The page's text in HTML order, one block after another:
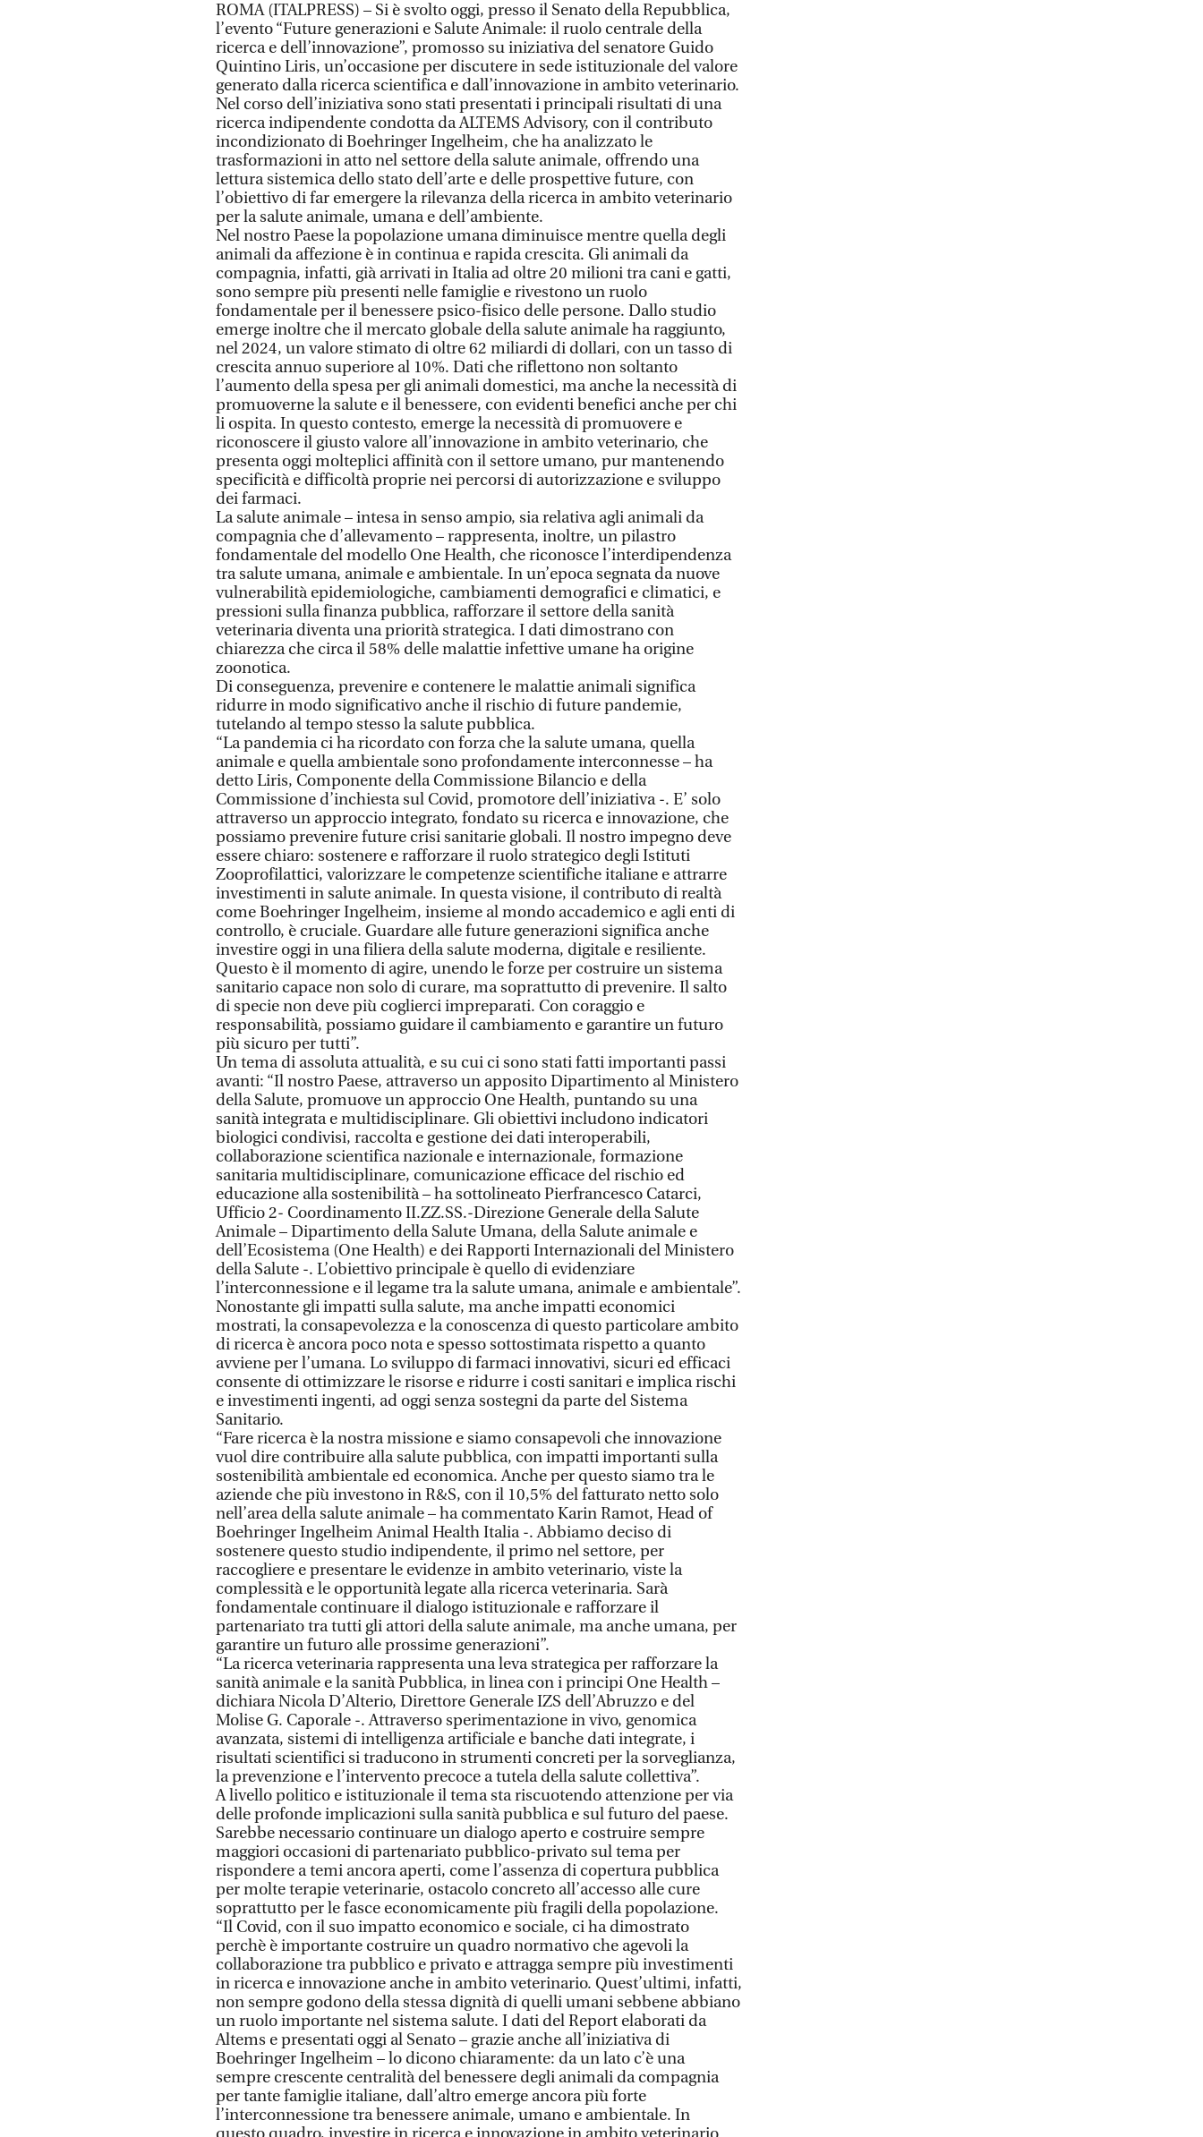
ROMA (ITALPRESS) – Si è svolto oggi, presso il Senato della Repubblica,
l’evento “Future generazioni e Salute Animale: il ruolo centrale della
ricerca e dell’innovazione”, promosso su iniziativa del senatore Guido
Quintino Liris, un’occasione per discutere in sede istituzionale del valore
generato dalla ricerca scientifica e dall’innovazione in ambito veterinario.
Nel corso dell’iniziativa sono stati presentati i principali risultati di una
ricerca indipendente condotta da ALTEMS Advisory, con il contributo
incondizionato di Boehringer Ingelheim, che ha analizzato le
trasformazioni in atto nel settore della salute animale, offrendo una
lettura sistemica dello stato dell’arte e delle prospettive future, con
l’obiettivo di far emergere la rilevanza della ricerca in ambito veterinario
per la salute animale, umana e dell’ambiente.
Nel nostro Paese la popolazione umana diminuisce mentre quella degli
animali da affezione è in continua e rapida crescita. Gli animali da
compagnia, infatti, già arrivati in Italia ad oltre 20 milioni tra cani e gatti,
sono sempre più presenti nelle famiglie e rivestono un ruolo
fondamentale per il benessere psico-fisico delle persone. Dallo studio
emerge inoltre che il mercato globale della salute animale ha raggiunto,
nel 2024, un valore stimato di oltre 62 miliardi di dollari, con un tasso di
crescita annuo superiore al 10%. Dati che riflettono non soltanto
l’aumento della spesa per gli animali domestici, ma anche la necessità di
promuoverne la salute e il benessere, con evidenti benefici anche per chi
li ospita. In questo contesto, emerge la necessità di promuovere e
riconoscere il giusto valore all’innovazione in ambito veterinario, che
presenta oggi molteplici affinità con il settore umano, pur mantenendo
specificità e difficoltà proprie nei percorsi di autorizzazione e sviluppo
dei farmaci.
La salute animale – intesa in senso ampio, sia relativa agli animali da
compagnia che d’allevamento – rappresenta, inoltre, un pilastro
fondamentale del modello One Health, che riconosce l’interdipendenza
tra salute umana, animale e ambientale. In un’epoca segnata da nuove
vulnerabilità epidemiologiche, cambiamenti demografici e climatici, e
pressioni sulla finanza pubblica, rafforzare il settore della sanità
veterinaria diventa una priorità strategica. I dati dimostrano con
chiarezza che circa il 58% delle malattie infettive umane ha origine
zoonotica.
Di conseguenza, prevenire e contenere le malattie animali significa
ridurre in modo significativo anche il rischio di future pandemie,
tutelando al tempo stesso la salute pubblica.
“La pandemia ci ha ricordato con forza che la salute umana, quella
animale e quella ambientale sono profondamente interconnesse – ha
detto Liris, Componente della Commissione Bilancio e della
Commissione d’inchiesta sul Covid, promotore dell’iniziativa -. E’ solo
attraverso un approccio integrato, fondato su ricerca e innovazione, che
possiamo prevenire future crisi sanitarie globali. Il nostro impegno deve
essere chiaro: sostenere e rafforzare il ruolo strategico degli Istituti
Zooprofilattici, valorizzare le competenze scientifiche italiane e attrarre
investimenti in salute animale. In questa visione, il contributo di realtà
come Boehringer Ingelheim, insieme al mondo accademico e agli enti di
controllo, è cruciale. Guardare alle future generazioni significa anche
investire oggi in una filiera della salute moderna, digitale e resiliente.
Questo è il momento di agire, unendo le forze per costruire un sistema
sanitario capace non solo di curare, ma soprattutto di prevenire. Il salto
di specie non deve più coglierci impreparati. Con coraggio e
responsabilità, possiamo guidare il cambiamento e garantire un futuro
più sicuro per tutti”.
Un tema di assoluta attualità, e su cui ci sono stati fatti importanti passi
avanti: “Il nostro Paese, attraverso un apposito Dipartimento al Ministero
della Salute, promuove un approccio One Health, puntando su una
sanità integrata e multidisciplinare. Gli obiettivi includono indicatori
biologici condivisi, raccolta e gestione dei dati interoperabili,
collaborazione scientifica nazionale e internazionale, formazione
sanitaria multidisciplinare, comunicazione efficace del rischio ed
educazione alla sostenibilità – ha sottolineato Pierfrancesco Catarci,
Ufficio 2- Coordinamento II.ZZ.SS.-Direzione Generale della Salute
Animale – Dipartimento della Salute Umana, della Salute animale e
dell’Ecosistema (One Health) e dei Rapporti Internazionali del Ministero
della Salute -. L’obiettivo principale è quello di evidenziare
l’interconnessione e il legame tra la salute umana, animale e ambientale”.
Nonostante gli impatti sulla salute, ma anche impatti economici
mostrati, la consapevolezza e la conoscenza di questo particolare ambito
di ricerca è ancora poco nota e spesso sottostimata rispetto a quanto
avviene per l’umana. Lo sviluppo di farmaci innovativi, sicuri ed efficaci
consente di ottimizzare le risorse e ridurre i costi sanitari e implica rischi
e investimenti ingenti, ad oggi senza sostegni da parte del Sistema
Sanitario.
“Fare ricerca è la nostra missione e siamo consapevoli che innovazione
vuol dire contribuire alla salute pubblica, con impatti importanti sulla
sostenibilità ambientale ed economica. Anche per questo siamo tra le
aziende che più investono in R&S, con il 10,5% del fatturato netto solo
nell’area della salute animale – ha commentato Karin Ramot, Head of
Boehringer Ingelheim Animal Health Italia -. Abbiamo deciso di
sostenere questo studio indipendente, il primo nel settore, per
raccogliere e presentare le evidenze in ambito veterinario, viste la
complessità e le opportunità legate alla ricerca veterinaria. Sarà
fondamentale continuare il dialogo istituzionale e rafforzare il
partenariato tra tutti gli attori della salute animale, ma anche umana, per
garantire un futuro alle prossime generazioni”.
“La ricerca veterinaria rappresenta una leva strategica per rafforzare la
sanità animale e la sanità Pubblica, in linea con i principi One Health –
dichiara Nicola D’Alterio, Direttore Generale IZS dell’Abruzzo e del
Molise G. Caporale -. Attraverso sperimentazione in vivo, genomica
avanzata, sistemi di intelligenza artificiale e banche dati integrate, i
risultati scientifici si traducono in strumenti concreti per la sorveglianza,
la prevenzione e l’intervento precoce a tutela della salute collettiva”.
A livello politico e istituzionale il tema sta riscuotendo attenzione per via
delle profonde implicazioni sulla sanità pubblica e sul futuro del paese.
Sarebbe necessario continuare un dialogo aperto e costruire sempre
maggiori occasioni di partenariato pubblico-privato sul tema per
rispondere a temi ancora aperti, come l’assenza di copertura pubblica
per molte terapie veterinarie, ostacolo concreto all’accesso alle cure
soprattutto per le fasce economicamente più fragili della popolazione.
“Il Covid, con il suo impatto economico e sociale, ci ha dimostrato
perchè è importante costruire un quadro normativo che agevoli la
collaborazione tra pubblico e privato e attragga sempre più investimenti
in ricerca e innovazione anche in ambito veterinario. Quest’ultimi, infatti,
non sempre godono della stessa dignità di quelli umani sebbene abbiano
un ruolo importante nel sistema salute. I dati del Report elaborati da
Altems e presentati oggi al Senato – grazie anche all’iniziativa di
Boehringer Ingelheim – lo dicono chiaramente: da un lato c’è una
sempre crescente centralità del benessere degli animali da compagnia
per tante famiglie italiane, dall’altro emerge ancora più forte
l’interconnessione tra benessere animale, umano e ambientale. In